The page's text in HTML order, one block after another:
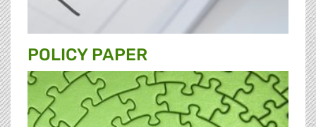
POLICY PAPER